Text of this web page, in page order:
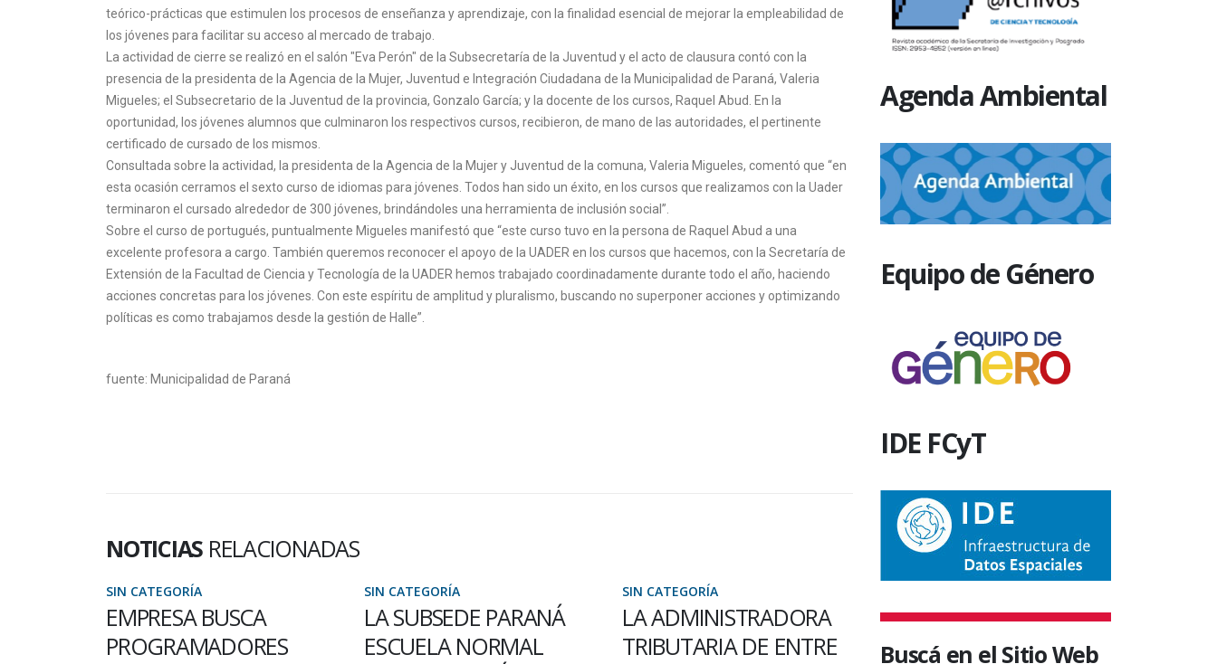
teórico-prácticas que estimulen los procesos de enseñanza y aprendizaje, con la finalidad esencial de mejorar la empleabilidad de
los jóvenes para facilitar su acceso al mercado de trabajo.
La actividad de cierre se realizó en el salón "Eva Perón" de la Subsecretaría de la Juventud y el acto de clausura contó con la
presencia de la presidenta de la Agencia de la Mujer, Juventud e Integración Ciudadana de la Municipalidad de Paraná, Valeria
Migueles; el Subsecretario de la Juventud de la provincia, Gonzalo García; y la docente de los cursos, Raquel Abud. En la
oportunidad, los jóvenes alumnos que culminaron los respectivos cursos, recibieron, de mano de las autoridades, el pertinente
certificado de cursado de los mismos.
Consultada sobre la actividad, la presidenta de la Agencia de la Mujer y Juventud de la comuna, Valeria Migueles, comentó que “en
esta ocasión cerramos el sexto curso de idiomas para jóvenes. Todos han sido un éxito, en los cursos que realizamos con la Uader
terminaron el cursado alrededor de 300 jóvenes, brindándoles una herramienta de inclusión social”.
Sobre el curso de portugués, puntualmente Migueles manifestó que “este curso tuvo en la persona de Raquel Abud a una
excelente profesora a cargo. También queremos reconocer el apoyo de la UADER en los cursos que hacemos, con la Secretaría de
Extensión de la Facultad de Ciencia y Tecnología de la UADER hemos trabajado coordinadamente durante todo el año, haciendo
acciones concretas para los jóvenes. Con este espíritu de amplitud y pluralismo, buscando no superponer acciones y optimizando
políticas es como trabajamos desde la gestión de Halle”.
fuente: Municipalidad de Paraná
NOTICIAS RELACIONADAS
SIN CATEGORÍA
LA SUBSEDE PARANÁ
ESCUELA NORMAL
SIN CATEGORÍA
LA ADMINISTRADORA
TRIBUTARIA DE ENTRE
SIN CATEGORÍA
POSIBILIDAD LABORAL
EN ENERSA PARA
CURSO DE POSGRADO
SOBRE
Agenda Ambiental
Equipo de Género
IDE FCyT
Buscá en el Sitio Web